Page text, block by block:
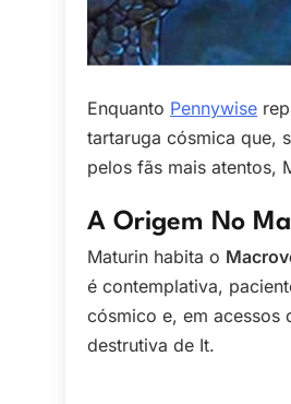
Enquanto Pennywise
tartaruga cósmica que,
pelos fãs mais atentos,
A Origem No
Maturin habita o
é contemplativa,
cósmico e, em acessos
destrutiva de It.